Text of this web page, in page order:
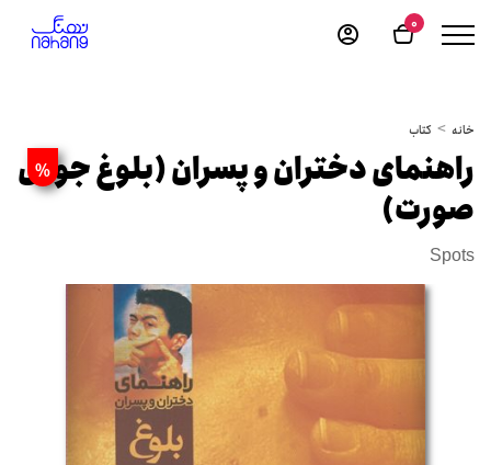
0
خانه کتاب
%
راهنمای دختران و پسران (بلوغ جوش
صورت)
Spots